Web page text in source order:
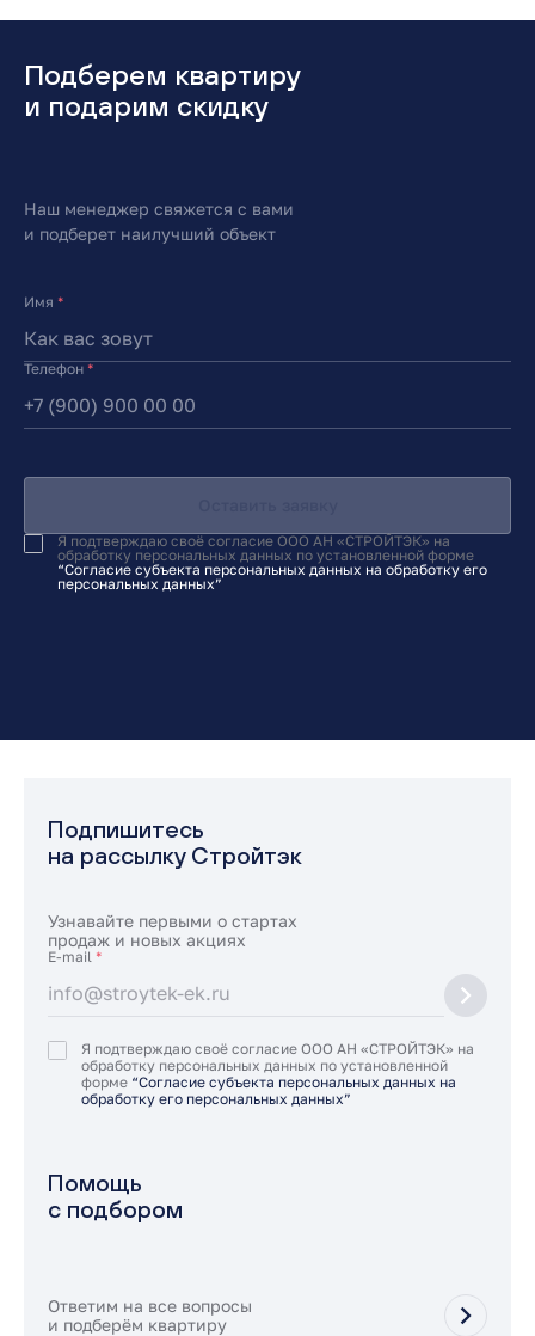
Подберем квартиру
и подарим скидку
Наш менеджер свяжется с вами
и подберет наилучший объект
Имя *
Телефон *
Я подтверждаю своё согласие ООО АН «СТРОЙТЭК» на
обработку персональных данных по установленной форме
“Согласие субъекта персональных данных на обработку его
персональных данных”
Подпишитесь
на рассылку Стройтэк
Узнавайте первыми о стартах
продаж и новых акциях
E-mail *
Я подтверждаю своё согласие ООО АН «СТРОЙТЭК» на
обработку персональных данных по установленной
форме “Согласие субъекта персональных данных на
обработку его персональных данных”
Помощь
с подбором
Ответим на все вопросы
и подберём квартиру